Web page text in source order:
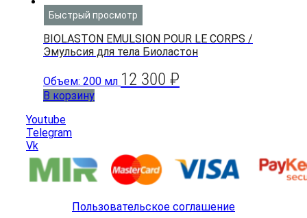
Быстрый просмотр
BIOLASTON EMULSION POUR LE CORPS /
Эмульсия для тела Биоластон
Объем: 200 мл 12 300 ₽
В корзину
Youtube
Telegram
Vk
Пользовательское соглашение